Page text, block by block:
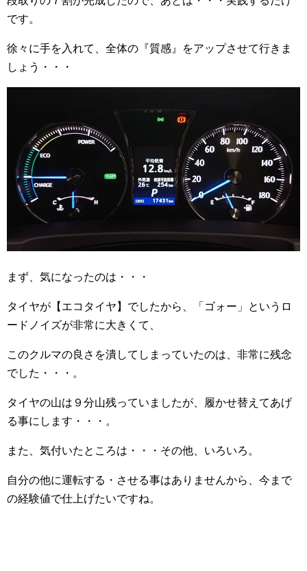
です。
徐々に手を入れて、全体の『質感』をアップさせて行きま
しょう・・・
まず、気になったのは・・・
タイヤが【エコタイヤ】でしたから、「ゴォー」というロ
ードノイズが非常に大きくて、
このクルマの良さを潰してしまっていたのは、非常に残念
でした・・・。
タイヤの山は９分山残っていましたが、履かせ替えてあげ
る事にします・・・。
また、気付いたところは・・・その他、いろいろ。
自分の他に運転する・させる事はありませんから、今まで
の経験値で仕上げたいですね。